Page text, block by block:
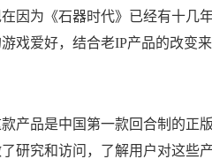
为《石器时代》已经有十几年
戏爱好，结合老IP产品的改变
品是中国第一款回合制的正版
研究和访问，了解用户对这些